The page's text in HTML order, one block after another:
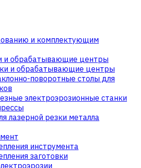
и комплектующим
и обрабатывающие центры
и обрабатывающие центры
поворотные столы для
электроэрозионные станки
лазерной резки металла
инструмента
заготовки